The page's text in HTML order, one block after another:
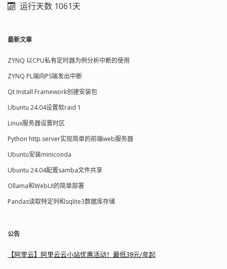
运行天数 1061天
最新文章
ZYNQ 以CPU私有定时器为例分析中断的使用
ZYNQ PL端向PS端发出中断
Qt Install Framework创建安装包
Ubuntu 24.04设置软raid 1
Linux服务器设置时区
Python http.server实现简单的前端web服务器
Ubuntu安装miniconda
Ubuntu 24.04配置samba文件共享
Ollama和WebUI的简单部署
Pandas读取特定列和sqlite3数据库存储
公告
【阿里云】阿里云云小站优惠活动！最低38元/年起